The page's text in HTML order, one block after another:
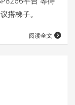
搭梯子。
阅读全文